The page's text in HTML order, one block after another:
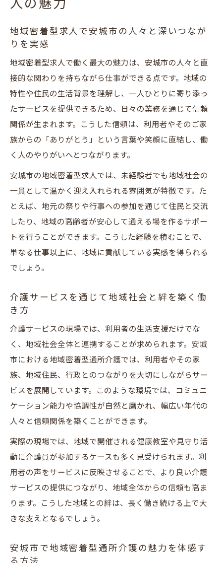
人の魅力
地域密着型求人で安城市の人々と深いつなが
りを実感
地域密着型求人で働く最大の魅力は、安城市の人々と直
接的な関わりを持ちながら仕事ができる点です。地域の
特性や住民の生活背景を理解し、一人ひとりに寄り添っ
たサービスを提供できるため、日々の業務を通じて信頼
関係が生まれます。こうした信頼は、利用者やそのご家
族からの「ありがとう」という言葉や笑顔に直結し、働
く人のやりがいへとつながります。
安城市の地域密着型求人では、未経験者でも地域社会の
一員として温かく迎え入れられる雰囲気が特徴です。た
とえば、地元の祭りや行事への参加を通じて住民と交流
したり、地域の高齢者が安心して通える場を作るサポー
トを行うことができます。こうした経験を積むことで、
単なる仕事以上に、地域に貢献している実感を得られる
でしょう。
介護サービスを通じて地域社会と絆を築く働
き方
介護サービスの現場では、利用者の生活支援だけでな
く、地域社会全体と連携することが求められます。安城
市における地域密着型通所介護では、利用者やその家
族、地域住民、行政とのつながりを大切にしながらサー
ビスを展開しています。このような環境では、コミュニ
ケーション能力や協調性が自然と磨かれ、幅広い年代の
人々と信頼関係を築くことができます。
実際の現場では、地域で開催される健康教室や見守り活
動に介護員が参加するケースも多く見受けられます。利
用者の声をサービスに反映させることで、より良い介護
サービスの提供につながり、地域全体からの信頼も高ま
ります。こうした地域との絆は、長く働き続ける上で大
きな支えとなるでしょう。
安城市で地域密着型通所介護の魅力を体感す